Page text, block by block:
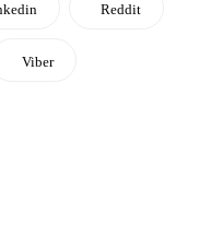
Reddit
Viber